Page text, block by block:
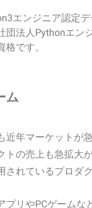
エンジニア認定
団法人Pythonエン
格です。
ム
近年マーケットが
トの売上も急拡大
されているプロダ
プリやPCゲームな